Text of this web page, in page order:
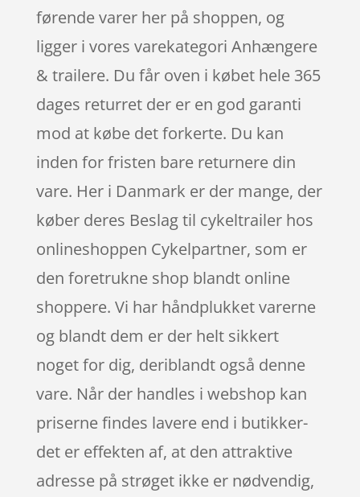
førende varer her på shoppen, og
ligger i vores varekategori Anhængere
& trailere. Du får oven i købet hele 365
dages returret der er en god garanti
mod at købe det forkerte. Du kan
inden for fristen bare returnere din
vare. Her i Danmark er der mange, der
køber deres Beslag til cykeltrailer hos
onlineshoppen Cykelpartner, som er
den foretrukne shop blandt online
shoppere. Vi har håndplukket varerne
og blandt dem er der helt sikkert
noget for dig, deriblandt også denne
vare. Når der handles i webshop kan
priserne findes lavere end i butikker-
det er effekten af, at den attraktive
adresse på strøget ikke er nødvendig,